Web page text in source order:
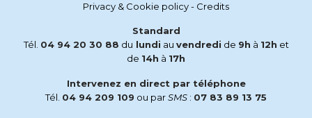
Privacy & Cookie policy- Credits
Standard
Tél. 04 94 20 30 88 du lundi au vendredi de 9h à 12h et
de 14h à 17h
Intervenez en direct par téléphone
Tél. 04 94 209 109 ou parSMS : 07 83 89 13 75